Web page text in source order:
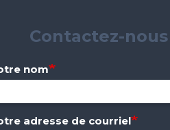
Contactez-
nom
adresse de courriel